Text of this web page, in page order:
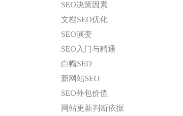
SEO决策因素
文档SEO优化
SEO演变
SEO入门与精通
白帽SEO
新网站SEO
SEO外包价值
网站更新判断依据